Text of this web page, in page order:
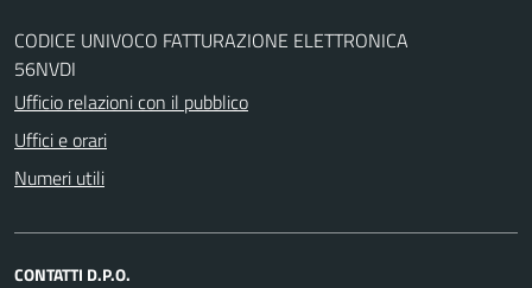
CODICE UNIVOCO FATTURAZIONE ELETTRONICA
56NVDI
Ufficio relazioni con il pubblico
Uffici e orari
Numeri utili
CONTATTI D.P.O.